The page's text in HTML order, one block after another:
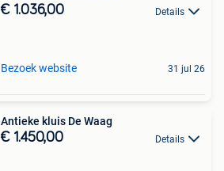
€ 1.036,00 Details
Bezoek website 31 jul 26
Antieke kluis De Waag
€ 1.450,00 Details